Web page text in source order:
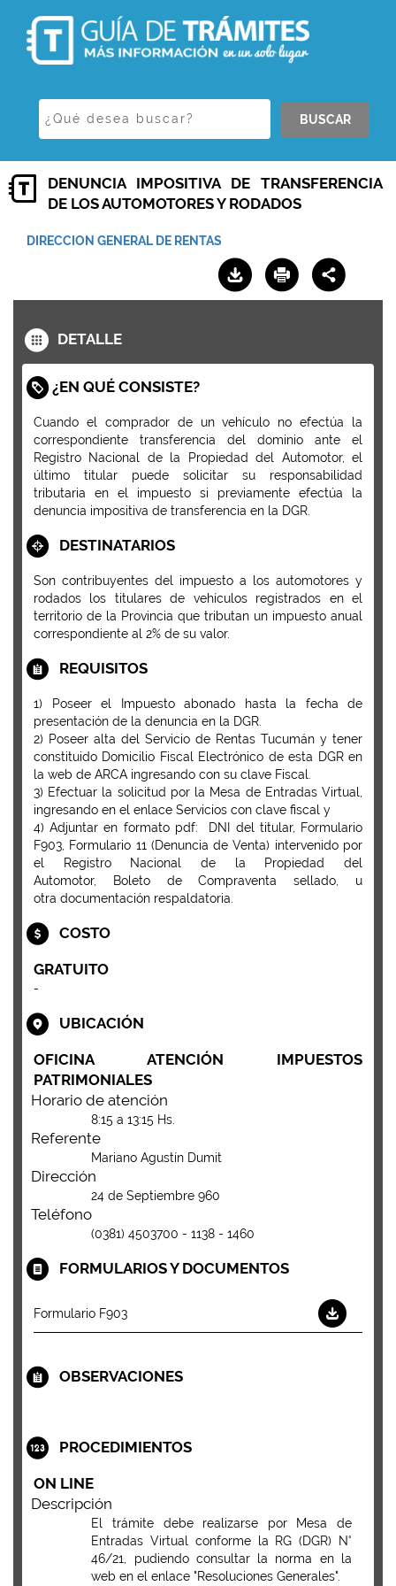
BUSCAR
DENUNCIA IMPOSITIVA DE TRANSFERENCIA
DE LOS AUTOMOTORES Y RODADOS
DIRECCION GENERAL DE RENTAS
DETALLE
¿EN QUÉ CONSISTE?
Cuando el comprador de un vehículo no efectúa la
correspondiente transferencia del dominio ante el
Registro Nacional de la Propiedad del Automotor, el
último titular puede solicitar su responsabilidad
tributaria en el impuesto si previamente efectúa la
denuncia impositiva de transferencia en la DGR.
DESTINATARIOS
Son contribuyentes del impuesto a los automotores y
rodados los titulares de vehículos registrados en el
territorio de la Provincia que tributan un impuesto anual
correspondiente al 2% de su valor.
REQUISITOS
1) Poseer el Impuesto abonado hasta la fecha de
presentación de la denuncia en la DGR.
2) Poseer alta del Servicio de Rentas Tucumán y tener
constituido Domicilio Fiscal Electrónico de esta DGR en
la web de ARCA ingresando con su clave Fiscal.
3) Efectuar la solicitud por la Mesa de Entradas Virtual,
ingresando en el enlace Servicios con clave fiscal y
4) Adjuntar en formato pdf: DNI del titular, Formulario
F903, Formulario 11 (Denuncia de Venta) intervenido por
el Registro Nacional de la Propiedad del
Automotor, Boleto de Compraventa sellado, u
otra documentación respaldatoria.
COSTO
GRATUITO
-
UBICACIÓN
OFICINA ATENCIÓN IMPUESTOS
PATRIMONIALES
Horario de atención
8:15 a 13:15 Hs.
Referente
Mariano Agustín Dumit
Dirección
24 de Septiembre 960
Teléfono
(0381) 4503700 - 1138 - 1460
FORMULARIOS Y DOCUMENTOS
Formulario F903
OBSERVACIONES
PROCEDIMIENTOS
ON LINE
Descripción
El trámite debe realizarse por Mesa de
Entradas Virtual conforme la RG (DGR) N°
46/21, pudiendo consultar la norma en la
web en el enlace "Resoluciones Generales".